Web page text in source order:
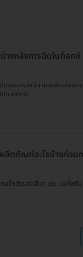
างหลังการฉีดโบท็อกซ์
มงแรกหลังฉีด และหลีกเลี่ยงกิ
ปดาห์ถัดไป
ลิตภัณฑ์อะไรบ้างก่อน
แข็งตัวของเลือด เช่น แอสไพริน